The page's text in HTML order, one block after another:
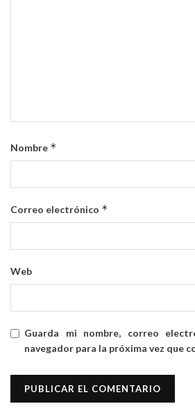
Nombre *
Correo electrónico *
Web
Guarda mi nombre, correo
navegador para la próxima vez que